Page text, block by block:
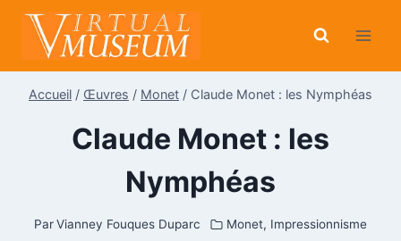
Aller
contenu
Accueil / Œuvres / Monet / Claude Monet : les Nymphéas
Claude Monet : les
Nymphéas
Par Vianney Fouques Duparc Monet, Impressionnisme